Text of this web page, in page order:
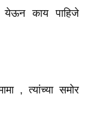
येऊन काय पाहिजे
, त्यांच्या समोर